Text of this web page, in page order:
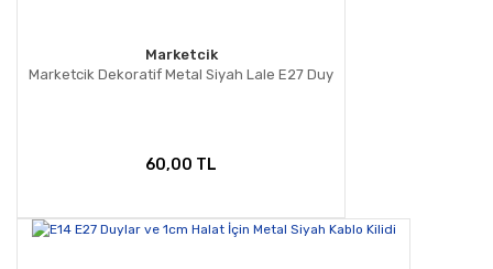
Marketcik
Marketcik Dekoratif Metal Siyah Lale E27 Duy
60,00 TL